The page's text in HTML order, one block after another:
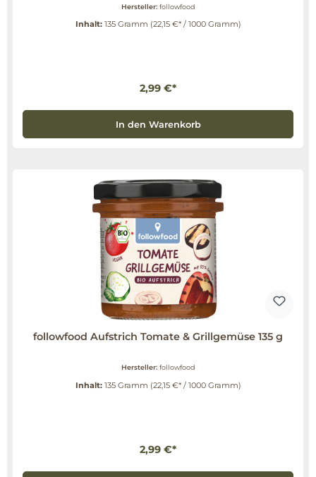
Hersteller: followfood
Inhalt: 135 Gramm (22,15 €* / 1000 Gramm)
2,99 €*
In den Warenkorb
followfood Aufstrich Tomate & Grillgemüse 135 g
Hersteller: followfood
Inhalt: 135 Gramm (22,15 €* / 1000 Gramm)
2,99 €*